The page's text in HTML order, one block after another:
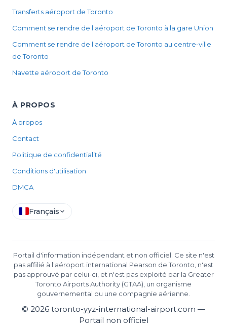
Transferts aéroport de Toronto
Comment se rendre de l'aéroport de Toronto à la gare Union
Comment se rendre de l'aéroport de Toronto au centre-ville
de Toronto
Navette aéroport de Toronto
À PROPOS
À propos
Contact
Politique de confidentialité
Conditions d'utilisation
DMCA
Français
Portail d'information indépendant et non officiel. Ce site n'est
pas affilié à l'aéroport international Pearson de Toronto, n'est
pas approuvé par celui-ci, et n'est pas exploité par la Greater
Toronto Airports Authority (GTAA), un organisme
gouvernemental ou une compagnie aérienne.
© 2026 toronto-yyz-international-airport.com —
Portail non officiel